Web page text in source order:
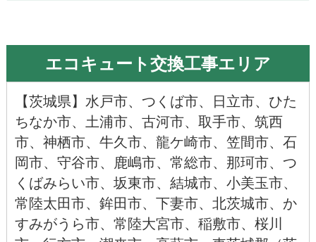
エコキュート交換工事エリア
【茨城県】 水戸市、 つくば市、 日立市、 ひた
ちなか市、 土浦市、 古河市、 取手市、 筑西
市、 神栖市、 牛久市、 龍ケ崎市、 笠間市、 石
岡市、 守谷市、 鹿嶋市、 常総市、 那珂市、 つ
くばみらい市、 坂東市、 結城市、 小美玉市、
常陸太田市、 鉾田市、 下妻市、 北茨城市、 か
すみがうら市、 常陸大宮市、 稲敷市、 桜川